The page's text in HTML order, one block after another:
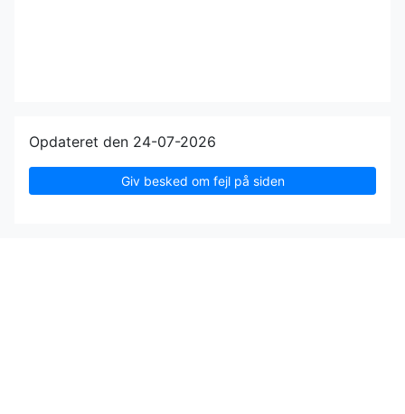
Opdateret den 24-07-2026
Giv besked om fejl på siden